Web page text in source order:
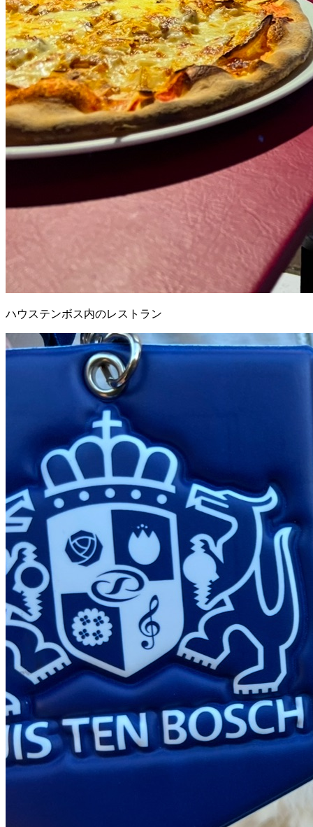
ハウステンボス内のレストラン